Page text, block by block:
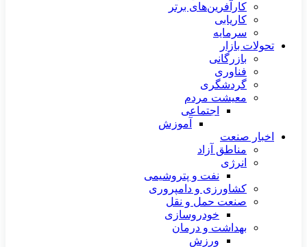
کارآفرین‌های برتر
کاریابی
سرمایه
تحولات بازار
بازرگانی
فناوری
گردشگری
معیشت مردم
اجتماعی
آموزش
اخبار صنعت
مناطق آزاد
انرژی
نفت و پتروشیمی
کشاورزی و دامپروری
صنعت حمل و نقل
خودروسازی
بهداشت و درمان
ورزش